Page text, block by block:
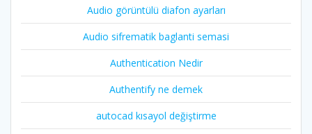
Audio görüntülü diafon ayarları
Audio sifrematik baglanti semasi
Authentication Nedir
Authentify ne demek
autocad kısayol değiştirme